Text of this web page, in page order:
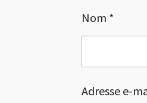
e
Nom *
Adresse e-